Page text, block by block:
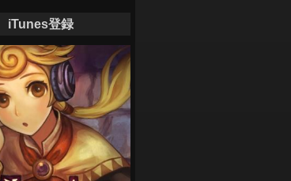
iTunes登録